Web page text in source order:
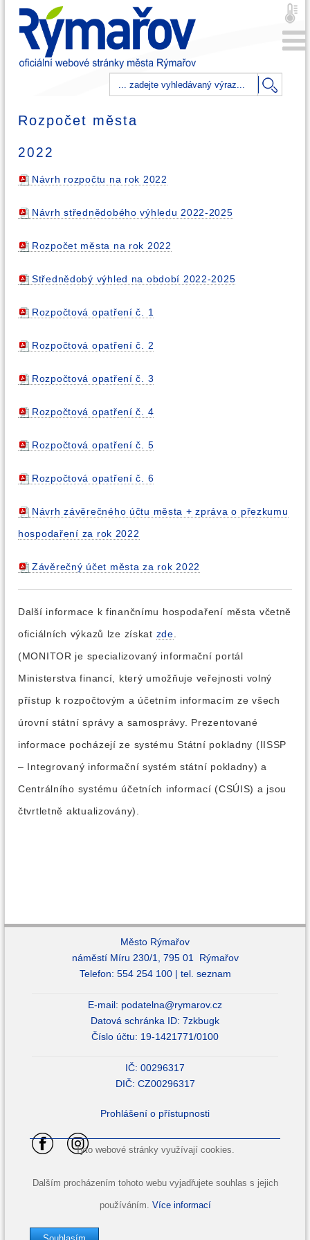
Rozpočet města
2022
Návrh rozpočtu na rok 2022
Návrh střednědobého výhledu 2022-2025
Rozpočet města na rok 2022
Střednědobý výhled na období 2022-2025
Rozpočtová opatření č. 1
Rozpočtová opatření č. 2
Rozpočtová opatření č. 3
Rozpočtová opatření č. 4
Rozpočtová opatření č. 5
Rozpočtová opatření č. 6
Návrh závěrečného účtu města + zpráva o přezkumu
hospodaření za rok 2022
Závěrečný účet města za rok 2022
Další informace k finančnímu hospodaření města včetně
oficiálních výkazů lze získat zde
(MONITOR je specializovaný informační portál
Ministerstva financí, který umožňuje veřejnosti volný
přístup k rozpočtovým a účetním informacím ze všech
úrovní státní správy a samosprávy. Prezentované
informace pocházejí ze systému Státní pokladny (IISSP
– Integrovaný informační systém státní pokladny) a
Centrálního systému účetních informací (CSÚIS) a jsou
čtvrtletně aktualizovány).
Město Rýmařov
náměstí Míru 230/1, 795 01 Rýmařov
Telefon: 554 254 100 | tel. seznam
E-mail: podatelna@rymarov.cz
Datová schránka ID: 7zkbugk
Číslo účtu: 19-1421771/0100
IČ: 00296317
DIČ: CZ00296317
Prohlášení o přístupnosti
Tyto webové stránky využívají cookies.
Dalším procházením tohoto webu vyjadřujete souhlas s jejich
používáním. Více informací